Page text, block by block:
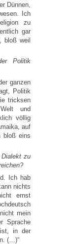
Dünnen,
Ich
zu
gar
bloß weil
Politik
ganzen
Politik
tricksen
und
völlig
auf
bloß eins
zu
Ich hab
nichts
ernst
mein
Sprache
in der
(…)“